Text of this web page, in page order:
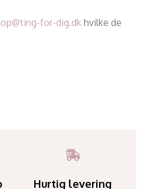
for-dig.dk hvilke de
Hurtig levering